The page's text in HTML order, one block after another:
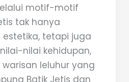
motif-motif
tak hanya
tetapi juga
nilai kehidupan,
leluhur yang
Batik Jetis dan